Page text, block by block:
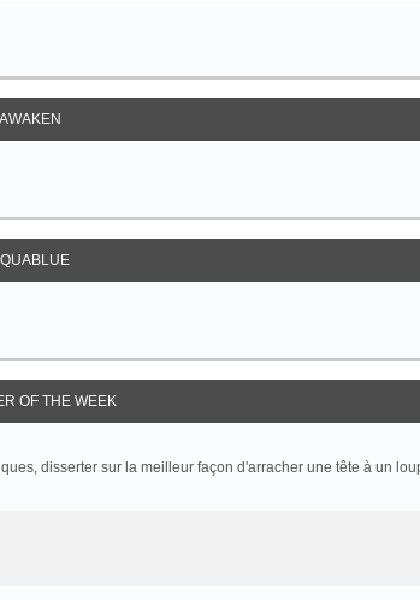
AWAKEN
OF THE WEEK
disserter sur la meilleur façon d'arracher une tête à un